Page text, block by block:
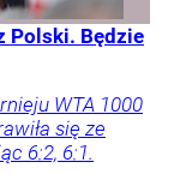
Polski. Będzie
WTA 1000
się ze
6:2, 6:1.